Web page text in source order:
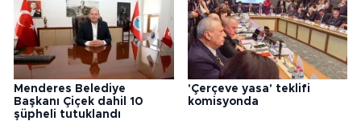
Menderes Belediye
Başkanı Çiçek dahil 10
şüpheli tutuklandı
'Çerçeve yasa' teklifi
komisyonda